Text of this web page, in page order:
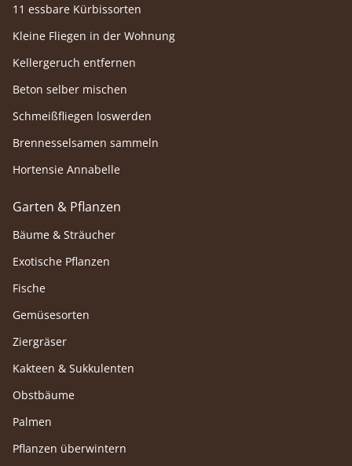
11 essbare Kürbissorten
Kleine Fliegen in der Wohnung
Kellergeruch entfernen
Beton selber mischen
Schmeißfliegen loswerden
Brennesselsamen sammeln
Hortensie Annabelle
Garten & Pflanzen
Bäume & Sträucher
Exotische Pflanzen
Fische
Gemüsesorten
Ziergräser
Kakteen & Sukkulenten
Obstbäume
Palmen
Pflanzen überwintern